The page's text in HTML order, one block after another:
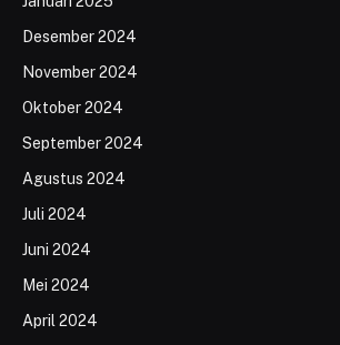
Desember 2024
November 2024
Oktober 2024
September 2024
Agustus 2024
Juli 2024
Juni 2024
Mei 2024
April 2024